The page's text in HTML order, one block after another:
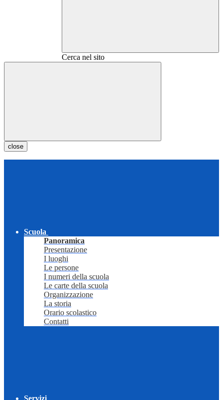
Cerca nel sito
close
Scuola
Panoramica
Presentazione
I luoghi
Le persone
I numeri della scuola
Le carte della scuola
Organizzazione
La storia
Orario scolastico
Contatti